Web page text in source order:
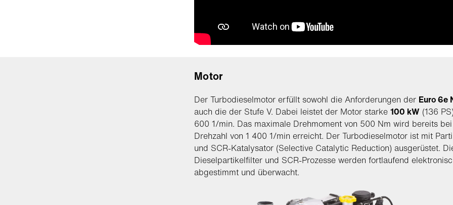
Motor
Der Turbodieselmotor erfüllt sowohl die Anforderungen der Euro 6e
auch die der Stufe V. Dabei leistet der Motor starke 100 kW (136
600 1/min. Das maximale Drehmoment von 500 Nm wird bereits
Drehzahl von 1 400 1/min erreicht. Der Turbodieselmotor ist mit
und SCR-Katalysator (Selective Catalytic Reduction) ausgerüstet.
Dieselpartikelfilter und SCR-Prozesse werden fortlaufend
abgestimmt und überwacht.